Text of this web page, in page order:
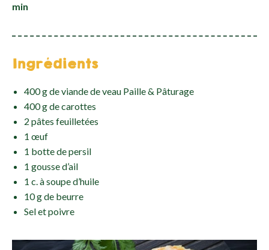
min
Ingrédients
400 g de viande de veau Paille & Pâturage
400 g de carottes
2 pâtes feuilletées
1 œuf
1 botte de persil
1 gousse d’ail
1 c. à soupe d’huile
10 g de beurre
Sel et poivre